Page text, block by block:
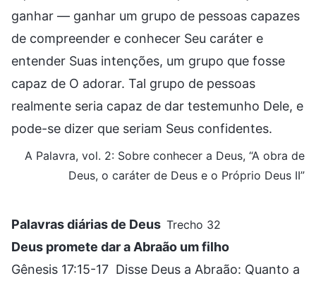
ganhar — ganhar um grupo de pessoas capazes
de compreender e conhecer Seu caráter e
entender Suas intenções, um grupo que fosse
capaz de O adorar. Tal grupo de pessoas
realmente seria capaz de dar testemunho Dele, e
pode-se dizer que seriam Seus confidentes.
A Palavra, vol. 2: Sobre conhecer a Deus, “A obra de
Deus, o caráter de Deus e o Próprio Deus II”
Palavras diárias de Deus Trecho 32
Deus promete dar a Abraão um filho
Gênesis 17:15-17 Disse Deus a Abraão: Quanto a